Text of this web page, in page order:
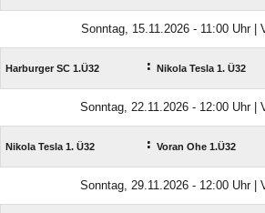
Sonntag, 15.11.2026 - 11:00 Uhr |
Harburger SC 1.Ü32 : Nikola Tesla 1. Ü32
Sonntag, 22.11.2026 - 12:00 Uhr |
Nikola Tesla 1. Ü32 : Voran Ohe 1.Ü32
Sonntag, 29.11.2026 - 12:00 Uhr |